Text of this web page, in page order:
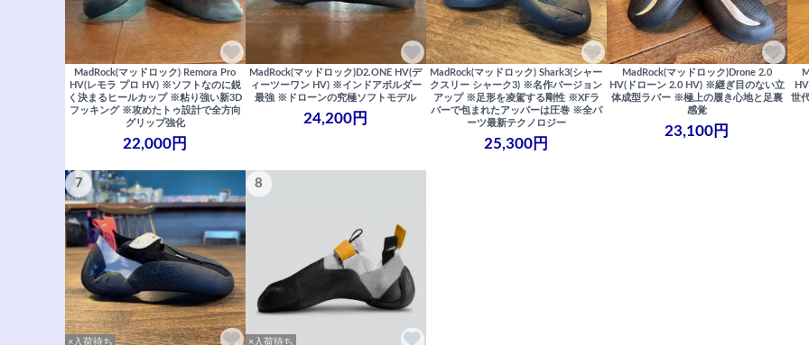
MadRock(マッドロック) Remora Pro
HV(レモラ プロ HV) ※ソフトなのに鋭
く決まるヒールカップ ※粘り強い新3D
フッキング ※攻めたトゥ設計で全方向
グリップ強化
22,000円
MadRock(マッドロック)D2.ONE HV(デ
ィーツーワン HV) ※インドアボルダー
最強 ※ドローンの究極ソフトモデル
24,200円
MadRock(マッドロック) Shark3(シャー
クスリー シャーク3) ※名作バージョン
アップ ※足形を凌駕する剛性 ※XFラ
バーで包まれたアッパーは圧巻 ※全パ
ーツ最新テクノロジー
25,300円
MadRock(マッドロック)Drone 2.0
HV(ドローン 2.0 HV) ※継ぎ目のない立
体成型ラバー ※極上の履き心地と足裏
感覚
23,100円
世
7
×入荷待ち
8
×入荷待ち